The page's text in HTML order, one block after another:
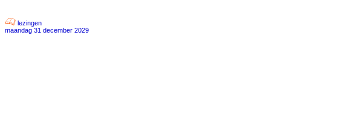
lezingen
maandag 31 december 2029